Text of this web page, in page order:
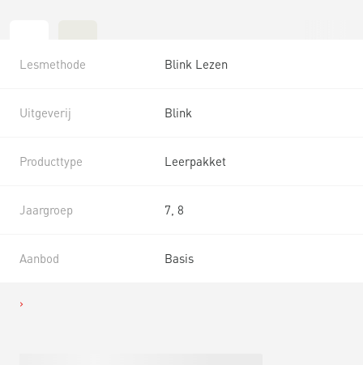
Lesmethode Blink Lezen
Uitgeverij Blink
Producttype Leerpakket
Jaargroep 7, 8
Aanbod Basis